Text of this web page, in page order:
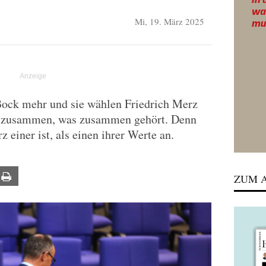
Mi, 19. März 2025
mehr und sie wählen Friedrich Merz
was zusammen gehört. Denn
einer ist, als einen ihrer Werte an.
ZUM